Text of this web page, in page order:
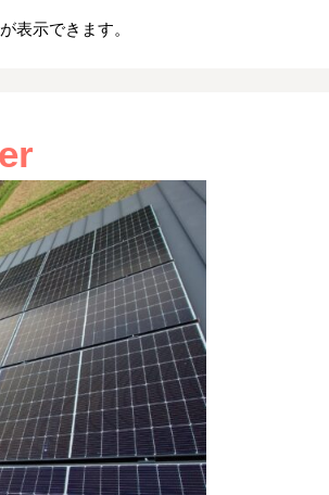
表示できます。